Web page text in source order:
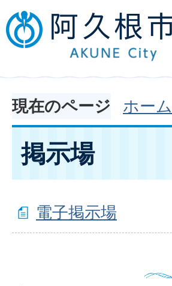
現在のページ ホーム
掲示場
電子掲示場